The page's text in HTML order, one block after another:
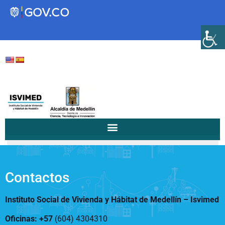
Transparencia
Participa
Instituto Social de Vivienda y
Hábitat de Medellín
Servicios
Mejoramiento de
Notificaciones a la Comunidad...
Contactos
Instituto Social de Vivienda y Hábitat de Medellín –Isvimed
Oficinas: +57 (604) 4304310